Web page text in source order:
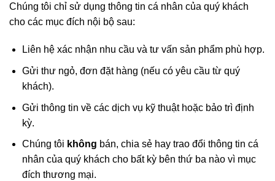
Chúng tôi chỉ sử dụng thông tin cá nhân của quý khách
cho các mục đích nội bộ sau:
Liên hệ xác nhận nhu cầu và tư vấn sản phẩm phù hợp.
Gửi thư ngỏ, đơn đặt hàng (nếu có yêu cầu từ quý
khách).
Gửi thông tin về các dịch vụ kỹ thuật hoặc bảo trì định
kỳ.
Chúng tôi không bán, chia sẻ hay trao đổi thông tin cá
nhân của quý khách cho bất kỳ bên thứ ba nào vì mục
đích thương mại.